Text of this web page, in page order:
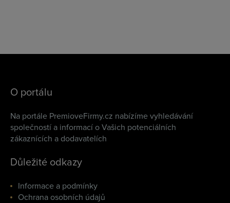
O portálu
Na portále PremioveFirmy.cz nabízíme vyhledávání
společností a informací o Vašich potenciálních
zákaznících a dodavatelích
Důležité odkazy
Informace a podmínky
Ochrana osobních údajů